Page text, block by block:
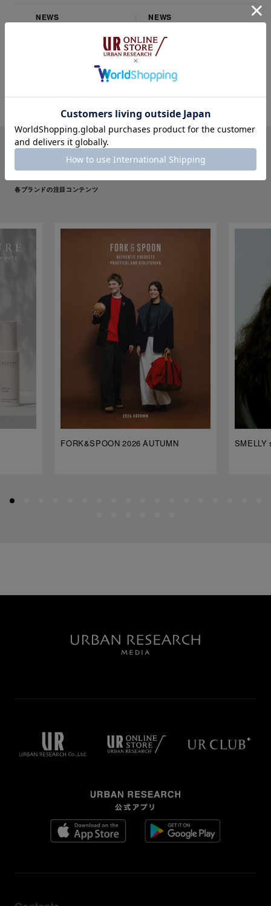
NEWS
NEWS
ド CAPEHORN MORE
VARIATION
PICK UP
各ブランドの注目コンテンツ
FORK&SPOON 2026 AUTUMN SMELLY